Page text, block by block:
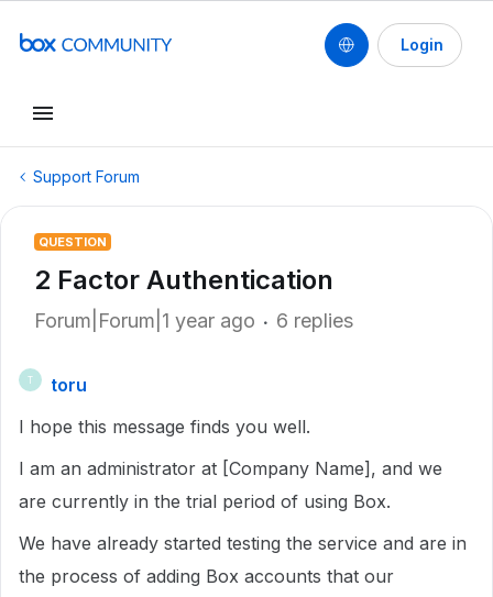
Login
Support Forum
QUESTION
2 Factor Authentication
Forum|Forum|1 year ago 6 replies
T
toru
I hope this message finds you well.
I am an administrator at [Company Name], and we
are currently in the trial period of using Box.
We have already started testing the service and are in
the process of adding Box accounts that our